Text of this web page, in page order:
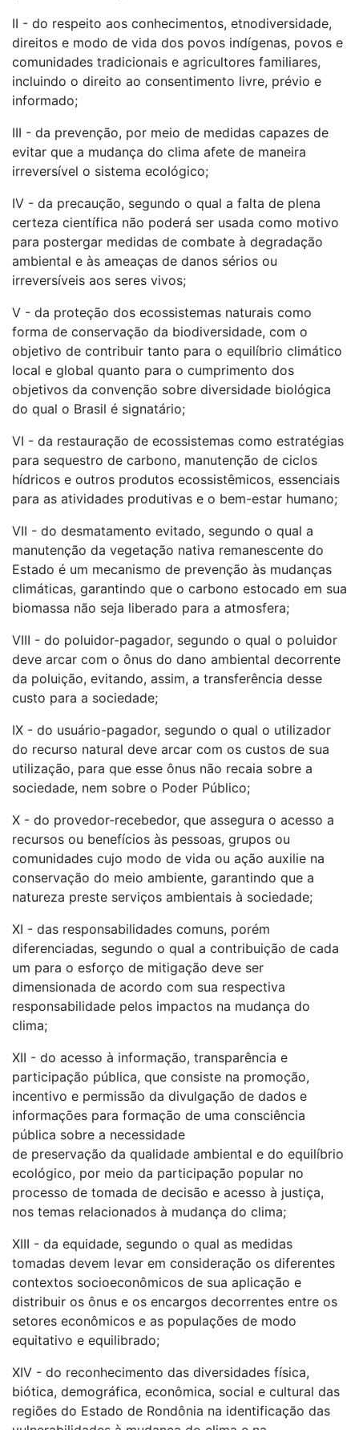
II - do respeito aos conhecimentos, etnodiversidade,
direitos e modo de vida dos povos indígenas, povos e
comunidades tradicionais e agricultores familiares,
incluindo o direito ao consentimento livre, prévio e
informado;
III - da prevenção, por meio de medidas capazes de
evitar que a mudança do clima afete de maneira
irreversível o sistema ecológico;
IV - da precaução, segundo o qual a falta de plena
certeza científica não poderá ser usada como motivo
para postergar medidas de combate à degradação
ambiental e às ameaças de danos sérios ou
irreversíveis aos seres vivos;
V - da proteção dos ecossistemas naturais como
forma de conservação da biodiversidade, com o
objetivo de contribuir tanto para o equilíbrio climático
local e global quanto para o cumprimento dos
objetivos da convenção sobre diversidade biológica
do qual o Brasil é signatário;
VI - da restauração de ecossistemas como estratégias
para sequestro de carbono, manutenção de ciclos
hídricos e outros produtos ecossistêmicos, essenciais
para as atividades produtivas e o bem-estar humano;
VII - do desmatamento evitado, segundo o qual a
manutenção da vegetação nativa remanescente do
Estado é um mecanismo de prevenção às mudanças
climáticas, garantindo que o carbono estocado em sua
biomassa não seja liberado para a atmosfera;
VIII - do poluidor-pagador, segundo o qual o poluidor
deve arcar com o ônus do dano ambiental decorrente
da poluição, evitando, assim, a transferência desse
custo para a sociedade;
IX - do usuário-pagador, segundo o qual o utilizador
do recurso natural deve arcar com os custos de sua
utilização, para que esse ônus não recaia sobre a
sociedade, nem sobre o Poder Público;
X - do provedor-recebedor, que assegura o acesso a
recursos ou benefícios às pessoas, grupos ou
comunidades cujo modo de vida ou ação auxilie na
conservação do meio ambiente, garantindo que a
natureza preste serviços ambientais à sociedade;
XI - das responsabilidades comuns, porém
diferenciadas, segundo o qual a contribuição de cada
um para o esforço de mitigação deve ser
dimensionada de acordo com sua respectiva
responsabilidade pelos impactos na mudança do
clima;
XII - do acesso à informação, transparência e
participação pública, que consiste na promoção,
incentivo e permissão da divulgação de dados e
informações para formação de uma consciência
pública sobre a necessidade
de preservação da qualidade ambiental e do equilíbrio
ecológico, por meio da participação popular no
processo de tomada de decisão e acesso à justiça,
nos temas relacionados à mudança do clima;
XIII - da equidade, segundo o qual as medidas
tomadas devem levar em consideração os diferentes
contextos socioeconômicos de sua aplicação e
distribuir os ônus e os encargos decorrentes entre os
setores econômicos e as populações de modo
equitativo e equilibrado;
XIV - do reconhecimento das diversidades física,
biótica, demográfica, econômica, social e cultural das
regiões do Estado de Rondônia na identificação das